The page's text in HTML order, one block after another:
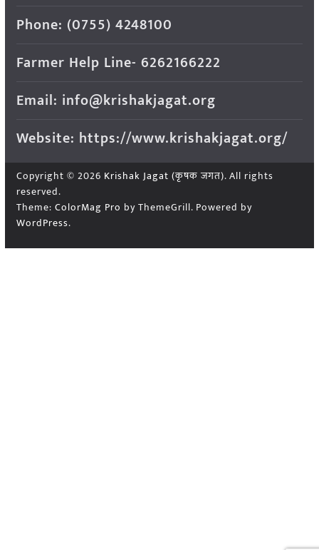
Phone: (0755) 4248100
Farmer Help Line- 6262166222
Email: info@krishakjagat.org
Website: https://www.krishakjagat.org/
Copyright © 2026 Krishak Jagat (कृषक जगत). All rights
reserved.
Theme: ColorMag Pro by ThemeGrill. Powered by
WordPress.